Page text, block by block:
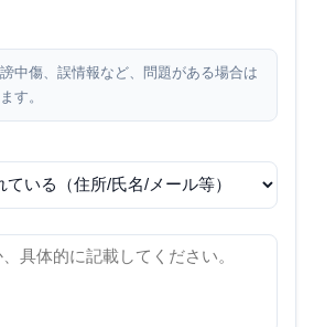
中傷、誤情報など、問題がある場合は
す。